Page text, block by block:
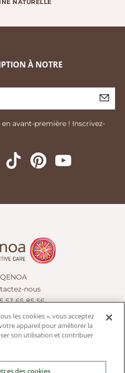
NATURELLE
À NOTRE
avant-première ! Inscrivez-
QENOA
nous
53 65 85 56
les cookies », vous acceptez
appareil pour améliorer la
son utilisation et contribuer
des cookies